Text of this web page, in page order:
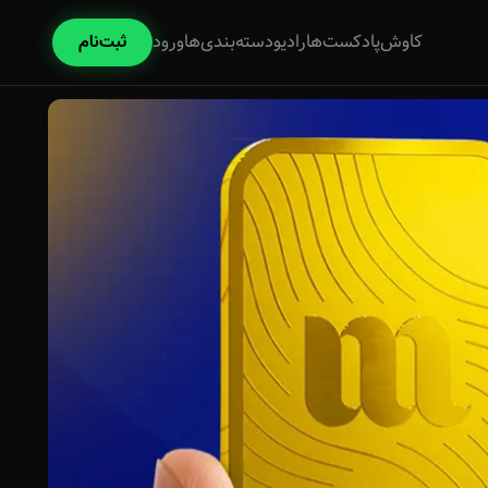
کاوشپادکست‌هارادیودسته‌بندی‌هاورود ثبت‌نام